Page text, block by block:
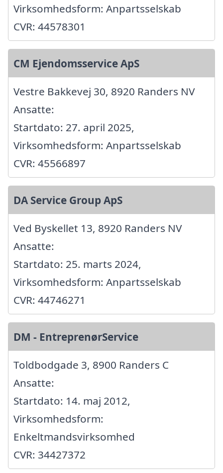
Virksomhedsform: Anpartsselskab
CVR: 44578301
CM Ejendomsservice ApS
Vestre Bakkevej 30, 8920 Randers NV
Ansatte:
Startdato: 27. april 2025,
Virksomhedsform: Anpartsselskab
CVR: 45566897
DA Service Group ApS
Ved Byskellet 13, 8920 Randers NV
Ansatte:
Startdato: 25. marts 2024,
Virksomhedsform: Anpartsselskab
CVR: 44746271
DM - EntreprenørService
Toldbodgade 3, 8900 Randers C
Ansatte:
Startdato: 14. maj 2012,
Virksomhedsform:
Enkeltmandsvirksomhed
CVR: 34427372